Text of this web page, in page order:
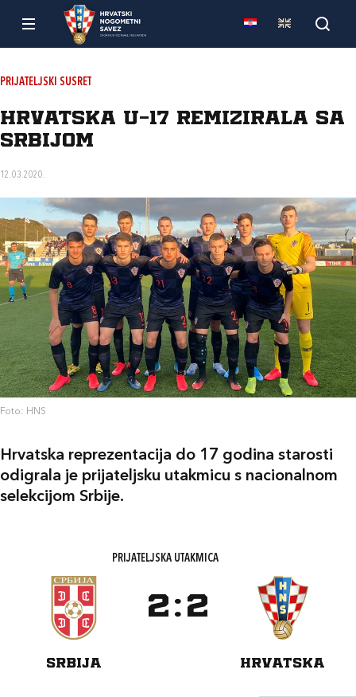
PRIJATELJSKI SUSRET
Hrvatska U-17 remizirala sa
Srbijom
12.03.2020.
Foto: HNS
Hrvatska reprezentacija do 17 godina starosti
odigrala je prijateljsku utakmicu s nacionalnom
selekcijom Srbije.
PRIJATELJSKA UTAKMICA
SRBIJA
2 : 2
HRVATSKA